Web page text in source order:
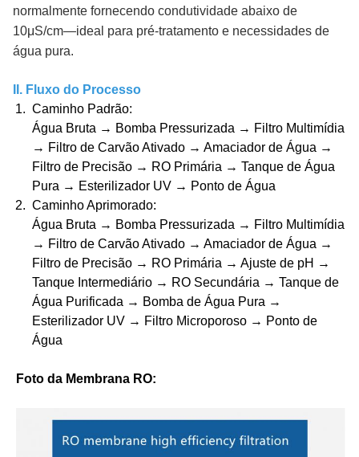
normalmente fornecendo condutividade abaixo de
10μS/cm—ideal para pré-tratamento e necessidades de
água pura.
II. Fluxo do Processo
Caminho Padrão:
Água Bruta → Bomba Pressurizada → Filtro Multimídia
→ Filtro de Carvão Ativado → Amaciador de Água →
Filtro de Precisão → RO Primária → Tanque de Água
Pura → Esterilizador UV → Ponto de Água
Caminho Aprimorado:
Água Bruta → Bomba Pressurizada → Filtro Multimídia
→ Filtro de Carvão Ativado → Amaciador de Água →
Filtro de Precisão → RO Primária → Ajuste de pH →
Tanque Intermediário → RO Secundária → Tanque de
Água Purificada → Bomba de Água Pura →
Esterilizador UV → Filtro Microporoso → Ponto de
Água
Foto da Membrana RO: